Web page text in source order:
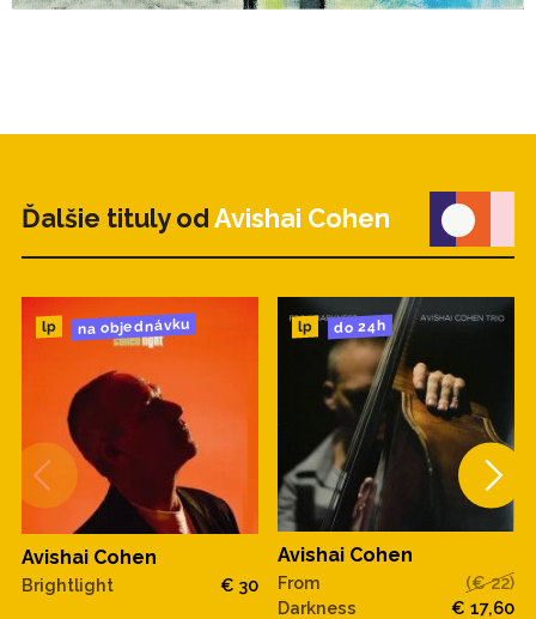
Ďalšie tituly od Avishai Cohen
lp na objednávku
Avishai Cohen
Brightlight € 30
lp do 24h
Avishai Cohen
From
Darkness
(€ 22)
€ 17,60